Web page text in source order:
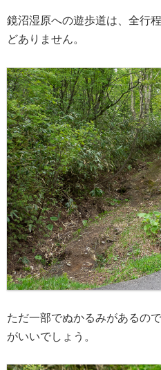
鏡沼湿原への遊歩道は、全行
どありません。
ただ一部でぬかるみがあるの
がいいでしょう。